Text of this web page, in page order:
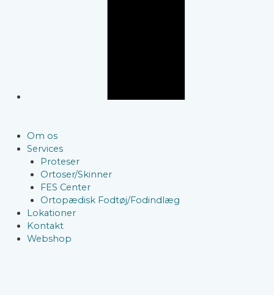
Om os
Services
Proteser
Ortoser/Skinner
FES Center
Ortopædisk Fodtøj/Fodindlæg
Lokationer
Kontakt
Webshop